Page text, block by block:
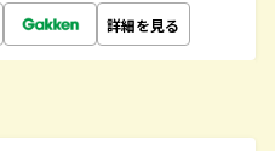
詳細を見る